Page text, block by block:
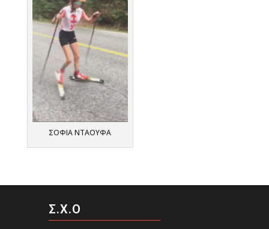
ΣΟΦΙΑ ΝΤΑΟΥΦΑ
Σ.Χ.Ο